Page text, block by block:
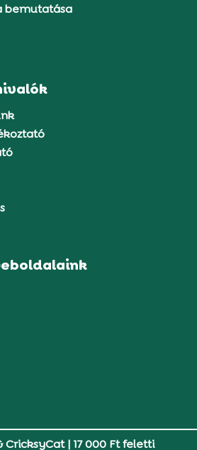
bemutatása
CricksyCat|17 000 Ft feletti